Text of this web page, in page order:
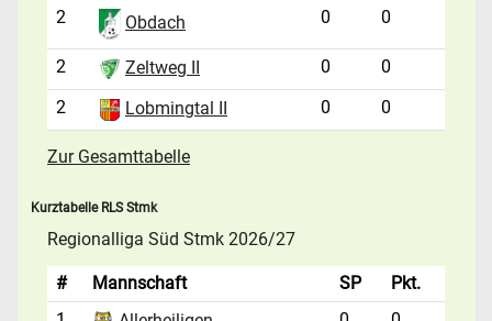
2 Obdach 0 0
2 Zeltweg II 0
0
2
Lobmingtal II 0 0
Zur Gesamttabelle
Kurztabelle RLS Stmk
Regionalliga Süd Stmk 2026/27
# Mannschaft SP
Pkt.